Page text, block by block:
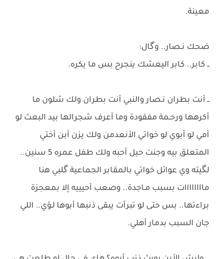
معينة.
​ضحك نـصار.. وگال:
ــ كابر.. كابر اليعشك ينجرح بس ما يكره.
ــ أنت بطران نـصار والنبي أنت بطران ولك شلون ما
أكرهها ورحـمة مفقودة وما أعرف شجرالها بيد البعث لو
أمي لو أبوي لو خواتي الأنعدمن ولك يزن أبن أختي
المتعلق بيه وجنت حيل أحبه ولك طفل عمره 5 سنين..
لگيته وي عوائل خواتي بالمقابر الجماعية گلبي هنا
ماااااااات بسبب مـاجدة.. وصعب أحيييه إلا بمعجزة
براءتها.. بس حتى لو تبرأت يبقى ذنبها أبوها لـؤي.. اللي
جان السبب بدمار أهلي.